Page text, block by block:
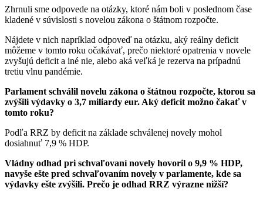
Zhrnuli sme odpovede na otázky, ktoré nám boli v poslednom čase
kladené v súvislosti s novelou zákona o štátnom rozpočte.
Nájdete v nich napríklad odpoveď na otázku, aký reálny deficit
môžeme v tomto roku očakávať, prečo niektoré opatrenia v novele
zvyšujú deficit a iné nie, alebo aká veľká je rezerva na prípadnú
tretiu vlnu pandémie.
Parlament schválil novelu zákona o štátnou rozpočte, ktorou sa
zvýšili výdavky o 3,7 miliardy eur. Aký deficit možno čakať v
tomto roku?
Podľa RRZ by deficit na základe schválenej novely mohol
dosiahnuť 7,9 % HDP.
Vládny odhad pri schvaľovaní novely hovoril o 9,9 % HDP,
navyše ešte pred schvaľovaním novely v parlamente, kde sa
výdavky ešte zvýšili. Prečo je odhad RRZ výrazne nižší?